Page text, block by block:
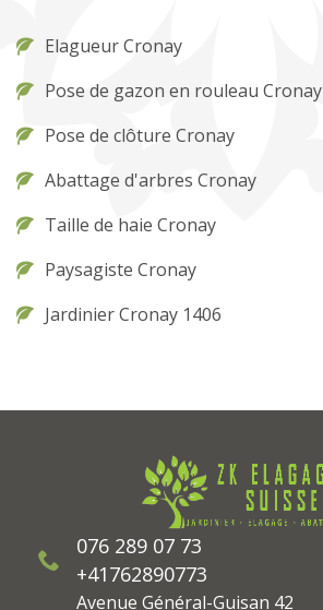
Elagueur Cronay
Pose de gazon en rouleau Cronay
Pose de clôture Cronay
Abattage d'arbres Cronay
Taille de haie Cronay
Paysagiste Cronay
Jardinier Cronay 1406
076 289 07 73
+41762890773
Avenue Général-Guisan 42